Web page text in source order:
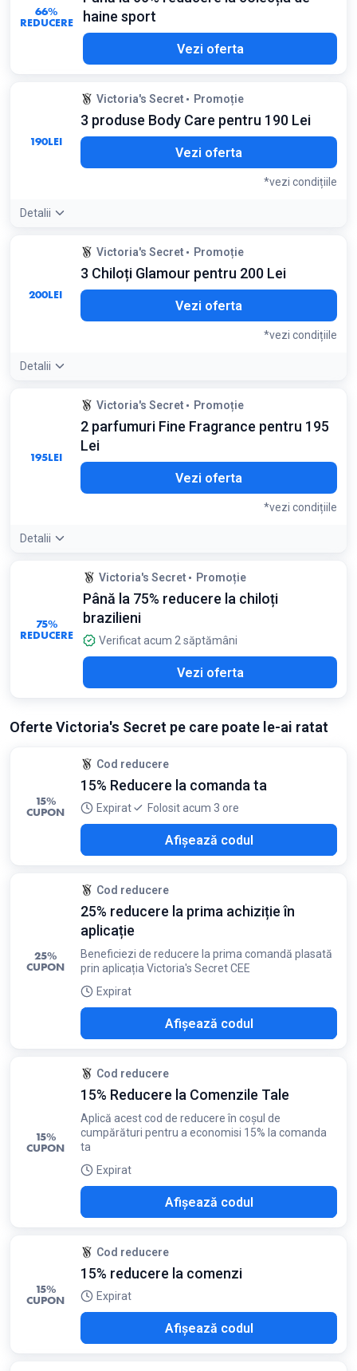
66%
REDUCERE
haine sport
Vezi oferta
190LEI
Victoria's Secret Promoție
3 produse Body Care pentru 190 Lei
Vezi oferta
*vezi condițiile
Detalii
Se aplică selecției Body Care
200LEI
Victoria's Secret Promoție
3 Chiloți Glamour pentru 200 Lei
Vezi oferta
*vezi condițiile
Detalii
Se aplică stilurilor selectate
195LEI
Victoria's Secret Promoție
2 parfumuri Fine Fragrance pentru 195
Lei
Vezi oferta
*vezi condițiile
Detalii
Limitat la colecția Fine Fragrance
75%
REDUCERE
Victoria's Secret Promoție
Până la 75% reducere la chiloți
brazilieni
Verificat acum 2 săptămâni
Vezi oferta
Oferte Victoria's Secret pe care poate le-ai ratat
15%
CUPON
Cod reducere
15% Reducere la comanda ta
Expirat Folosit acum 3 ore
Afișează codul
25%
CUPON
Cod reducere
25% reducere la prima achiziție în
aplicație
Beneficiezi de reducere la prima comandă plasată
prin aplicația Victoria's Secret CEE
Expirat
Afișează codul
15%
CUPON
Cod reducere
15% Reducere la Comenzile Tale
Aplică acest cod de reducere în coșul de
cumpărături pentru a economisi 15% la comanda
ta
Expirat
Afișează codul
15%
CUPON
Cod reducere
15% reducere la comenzi
Expirat
Afișează codul